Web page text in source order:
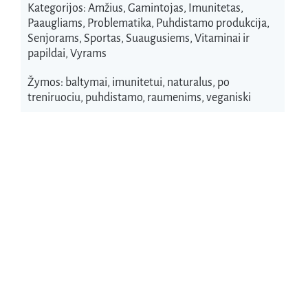
Kategorijos: Amžius, Gamintojas, Imunitetas,
Paaugliams, Problematika, Puhdistamo produkcija,
Senjorams, Sportas, Suaugusiems, Vitaminai ir
papildai, Vyrams
Žymos: baltymai, imunitetui, naturalus, po
treniruociu, puhdistamo, raumenims, veganiski